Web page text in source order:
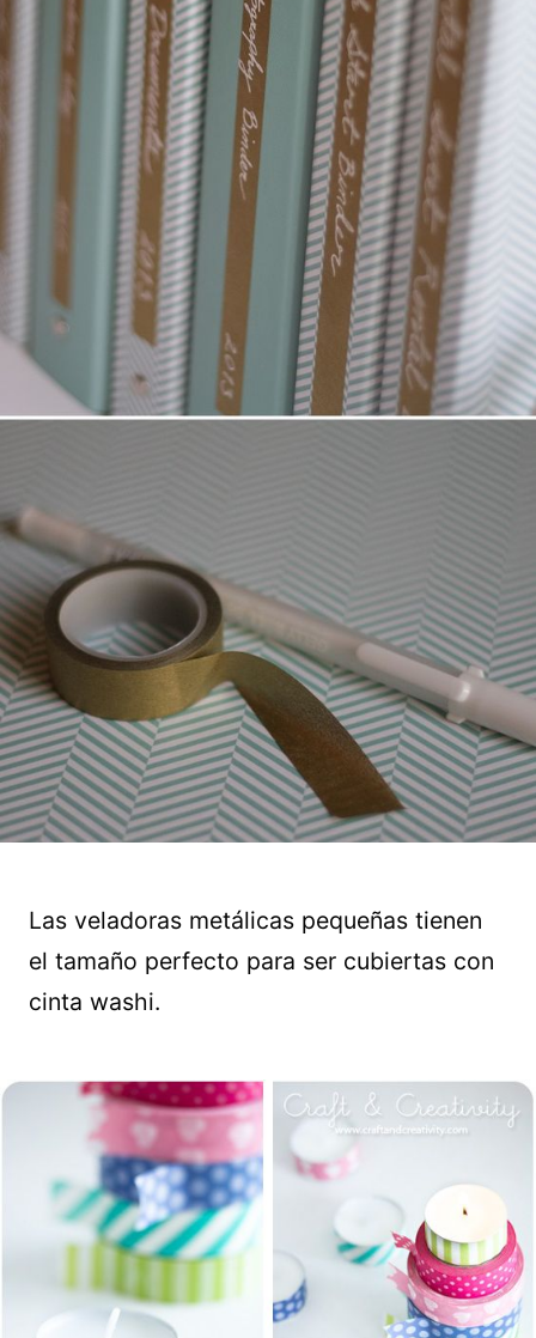
Las veladoras metálicas pequeñas tienen
el tamaño perfecto para ser cubiertas con
cinta washi.